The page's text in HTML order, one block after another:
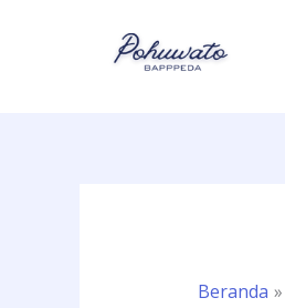
Beranda